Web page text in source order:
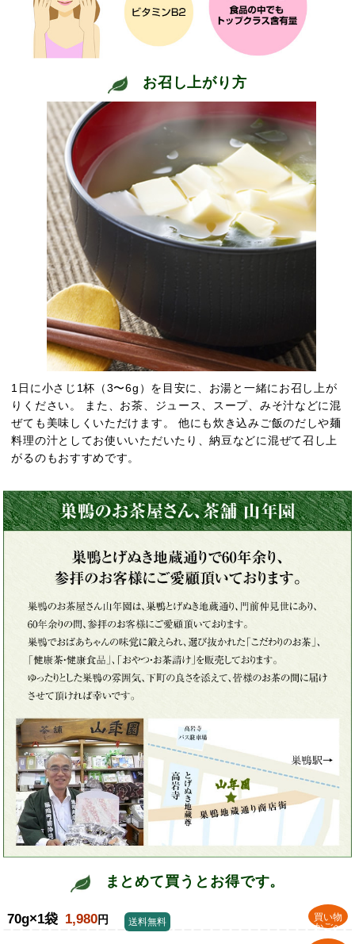
お召し上がり方
1日に小さじ1杯（3〜6g）を目安に、お湯と一緒にお召し上が
りください。 また、お茶、ジュース、スープ、みそ汁などに混
ぜても美味しくいただけます。 他にも炊き込みご飯のだしや麺
料理の汁としてお使いいただいたり、納豆などに混ぜて召し上
がるのもおすすめです。
まとめて買うとお得です。
70g×1袋 1,980円
買い物
かごへ
送料無料